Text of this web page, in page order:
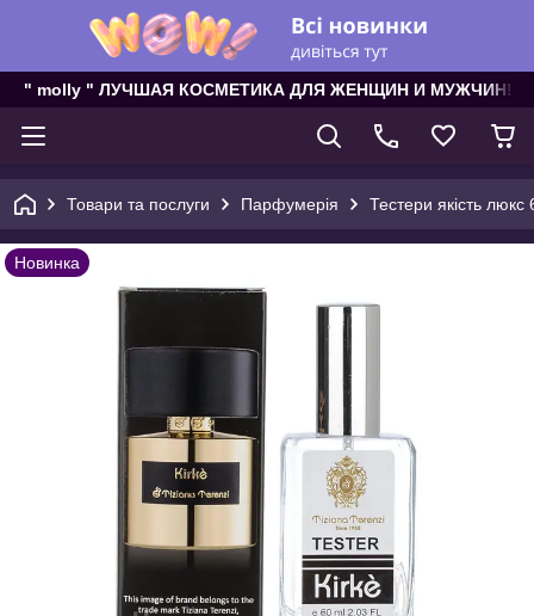
" molly " ЛУЧШАЯ КОСМЕТИКА ДЛЯ ЖЕНЩИН И МУЖЧИН!
Товари та послуги Парфумерія Тестери якість люкс
Новинка